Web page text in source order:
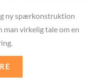
ny spærkonstruktion
virkelig tale om en